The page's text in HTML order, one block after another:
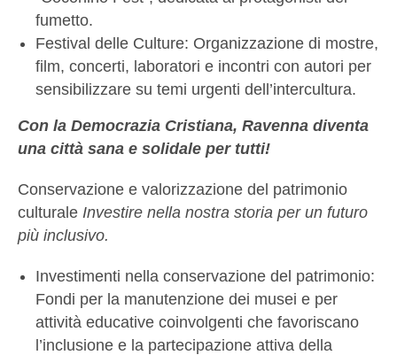
fumetto.
Festival delle Culture: Organizzazione di mostre,
film, concerti, laboratori e incontri con autori per
sensibilizzare su temi urgenti dell’intercultura.
Con la Democrazia Cristiana, Ravenna diventa
una città sana e solidale per tutti!
Conservazione e valorizzazione del patrimonio
culturale Investire nella nostra storia per un futuro
più inclusivo.
Investimenti nella conservazione del patrimonio:
Fondi per la manutenzione dei musei e per
attività educative coinvolgenti che favoriscano
l’inclusione e la partecipazione attiva della